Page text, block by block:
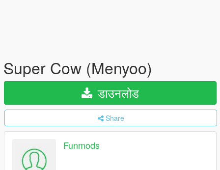
Super Cow (Menyoo)
डाउनलोड
Share
Funmods